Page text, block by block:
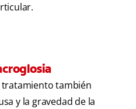
tratamiento también
y la gravedad de la